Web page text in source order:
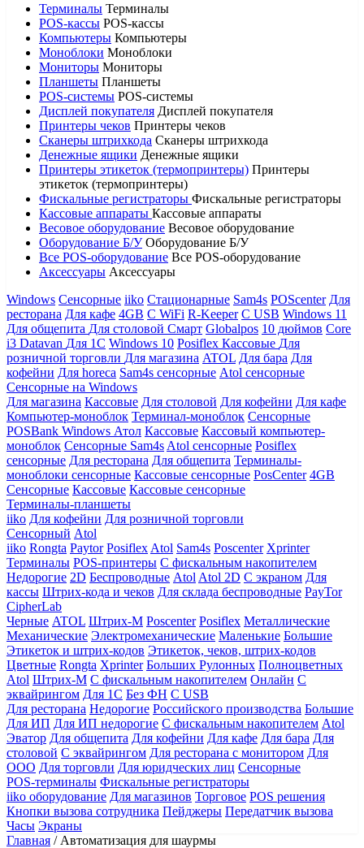
Терминалы Терминалы
POS-кассы POS-кассы
Компьютеры Компьютеры
Моноблоки Моноблоки
Мониторы Мониторы
Планшеты Планшеты
POS-системы POS-системы
Дисплей покупателя Дисплей покупателя
Принтеры чеков Принтеры чеков
Сканеры штрихкода Сканеры штрихкода
Денежные ящики Денежные ящики
Принтеры этикеток (термопринтеры) Принтеры
этикеток (термопринтеры)
Фискальные регистраторы Фискальные регистраторы
Кассовые аппараты Кассовые аппараты
Весовое оборудование Весовое оборудование
Оборудование Б/У Оборудование Б/У
Все POS-оборудование Все POS-оборудование
Аксессуары Аксессуары
Windows Сенсорные iiko Стационарные Sam4s POScenter Для
ресторана Для кафе 4GB С WiFi R-Keeper С USB Windows 11
Для общепита Для столовой Смарт Globalpos 10 дюймов Core
i3 Datavan Для 1С Windows 10 Posiflex Кассовые Для
розничной торговли Для магазина ATOL Для бара Для
кофейни Для horeca Sam4s сенсорные Atol сенсорные
Сенсорные на Windows
Для магазина Кассовые Для столовой Для кофейни Для кафе
Компьютер-моноблок Терминал-моноблок Сенсорные
POSBank Windows Атол Кассовые Кассовый компьютер-
моноблок Сенсорные Sam4s Atol сенсорные Posiflex
сенсорные Для ресторана Для общепита Терминалы-
моноблоки сенсорные Кассовые сенсорные PosCenter 4GB
Сенсорные Кассовые Кассовые сенсорные
Терминалы-планшеты
iiko Для кофейни Для розничной торговли
Сенсорный Atol
iiko Rongta Paytor Posiflex Atol Sam4s Poscenter Xprinter
Терминалы POS-принтеры С фискальным накопителем
Недорогие 2D Беспроводные Atol Atol 2D С экраном Для
кассы Штрих-кода и чеков Для склада беспроводные PayTor
CipherLab
Черные ATOL Штрих-М Poscenter Posiflex Металлические
Механические Электромеханические Маленькие Большие
Этикеток и штрих-кодов Этикеток, чеков, штрих-кодов
Цветные Rongta Xprinter Больших Рулонных Полноцветных
Atol Штрих-М С фискальным накопителем Онлайн С
эквайрингом Для 1С Без ФН С USB
Для ресторана Недорогие Российского производства Большие
Для ИП Для ИП недорогие С фискальным накопителем Atol
Эватор Для общепита Для кофейни Для кафе Для бара Для
столовой С эквайрингом Для ресторана с монитором Для
ООО Для торговли Для юридческих лиц Сенсорные
POS-терминалы Фискальные регистраторы
iiko оборудование Для магазинов Торговое POS решения
Кнопки вызова сотрудника Пейджеры Передатчик вызова
Часы Экраны
Главная / Автоматизация для шаурмы